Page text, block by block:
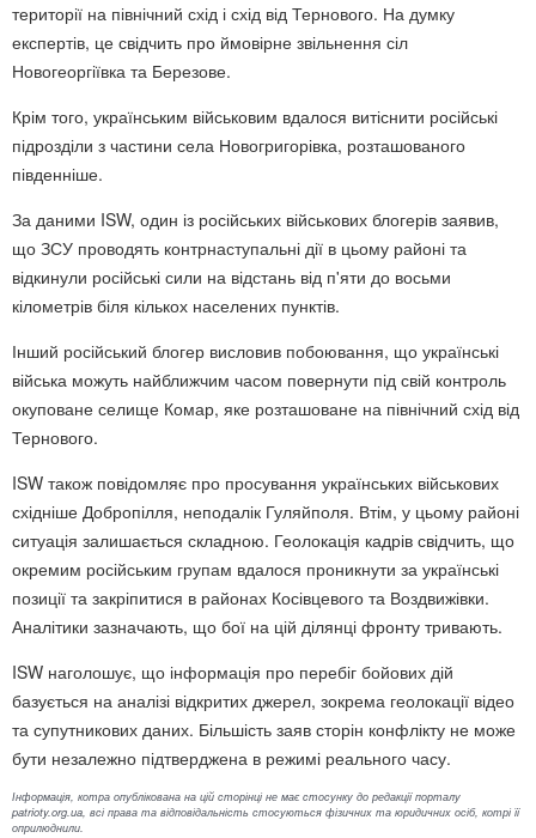
території на північний схід і схід від Тернового. На думку
експертів, це свідчить про ймовірне звільнення сіл
Новогеоргіївка та Березове.
Крім того, українським військовим вдалося витіснити російські
підрозділи з частини села Новогригорівка, розташованого
південніше.
За даними ISW, один із російських військових блогерів заявив,
що ЗСУ проводять контрнаступальні дії в цьому районі та
відкинули російські сили на відстань від п'яти до восьми
кілометрів біля кількох населених пунктів.
Інший російський блогер висловив побоювання, що українські
війська можуть найближчим часом повернути під свій контроль
окуповане селище Комар, яке розташоване на північний схід від
Тернового.
ISW також повідомляє про просування українських військових
східніше Добропілля, неподалік Гуляйполя. Втім, у цьому районі
ситуація залишається складною. Геолокація кадрів свідчить, що
окремим російським групам вдалося проникнути за українські
позиції та закріпитися в районах Косівцевого та Воздвижівки.
Аналітики зазначають, що бої на цій ділянці фронту тривають.
ISW наголошує, що інформація про перебіг бойових дій
базується на аналізі відкритих джерел, зокрема геолокації відео
та супутникових даних. Більшість заяв сторін конфлікту не може
бути незалежно підтверджена в режимі реального часу.
Інформація, котра опублікована на цій сторінці не має стосунку до редакції порталу
patrioty.org.ua, всі права та відповідальність стосуються фізичних та юридичних осіб, котрі її
оприлюднили.